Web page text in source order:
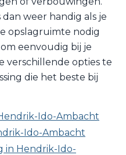
dan weer handig als je
opslagruimte nodig
eenvoudig bij je
verschillende opties te
die het beste bij
Ido-Ambacht
Ido-Ambacht
in Hendrik-Ido-